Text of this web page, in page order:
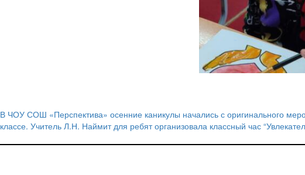
Навигация
по
В ЧОУ СОШ «Перспектива» осенние каникулы начались с оригинального
классе. Учитель Л.Н. Наймит для ребят организовала классный час